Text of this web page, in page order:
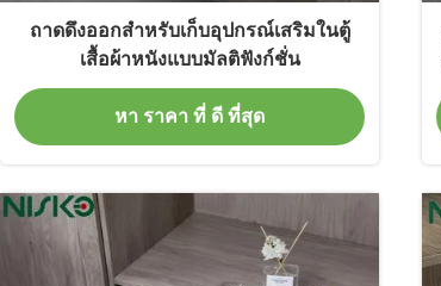
ถาดดึงออกสำหรับเก็บอุปกรณ์เสริมในตู้
เสื้อผ้าหนังแบบมัลติฟังก์ชั่น
หา ราคา ที่ ดี ที่สุด